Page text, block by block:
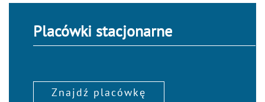
Placówki stacjonarne
Znajdź placówkę